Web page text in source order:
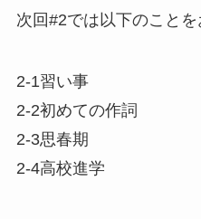
次回#2では以下のことを
2-1習い事
2-2初めての作詞
2-3思春期
2-4高校進学